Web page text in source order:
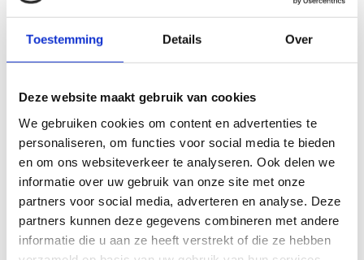
Toestemming Details Over
Deze website maakt gebruik van cookies
We gebruiken cookies om content en advertenties te
personaliseren, om functies voor social media te bieden
en om ons websiteverkeer te analyseren. Ook delen we
informatie over uw gebruik van onze site met onze
partners voor social media, adverteren en analyse. Deze
partners kunnen deze gegevens combineren met andere
informatie die u aan ze heeft verstrekt of die ze hebben
Hoeveel metaal zit er in een
Een gemiddelde personenauto van rond de 1.300 kg
bestaat ongeveer uit:
Staal en ijzer:950-1.050 kg (70-80%)
Aluminium:100-200 kg (8-15%)
Koper: 15-25 kg (1-2%)